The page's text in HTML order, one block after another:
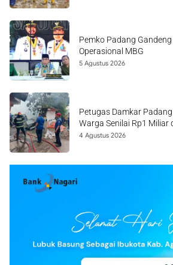
Pemko Padang
Operasional MBG
5 Agustus 2026
Petugas Damkar
Warga Senilai Rp1 Miliar
4 Agustus 2026